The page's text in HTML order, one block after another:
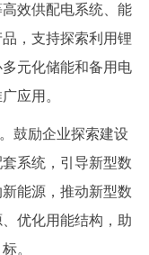
效供配电系统、能
，支持探索利用锂
元化储能和备用电
应用。
鼓励企业探索建设
系统，引导新型数
能源，推动新型数
优化用能结构，助
。